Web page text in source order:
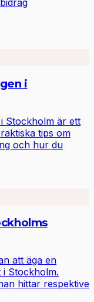
i
Stockholm är ett
tips om
och hur du
att äga en
Stockholm.
hittar respektive